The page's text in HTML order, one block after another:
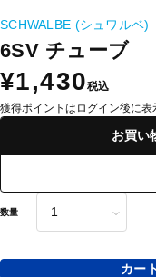
SCHWALBE (シュワルベ)
6SV チューブ
¥1,430税込
獲得ポイントはログイン後に表
お買い
数量
カー